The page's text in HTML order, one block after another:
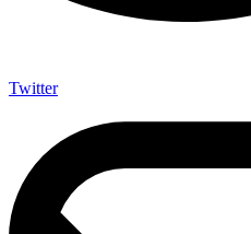
Twitter